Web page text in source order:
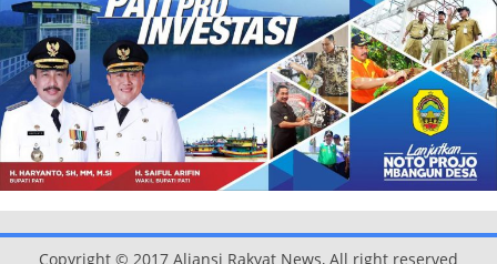
Copyright © 2017 Aliansi Rakyat News, All right reserved